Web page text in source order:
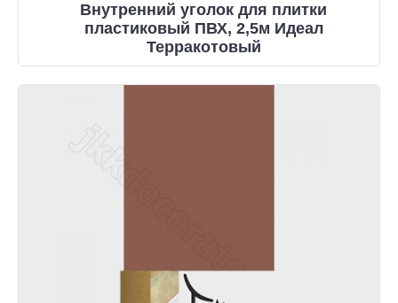
Внутренний уголок для плитки
пластиковый ПВХ, 2,5м Идеал
Терракотовый